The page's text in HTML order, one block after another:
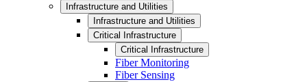
Infrastructure and Utilities
Infrastructure and Utilities
Critical Infrastructure
Critical Infrastructure
Fiber Monitoring
Fiber Sensing